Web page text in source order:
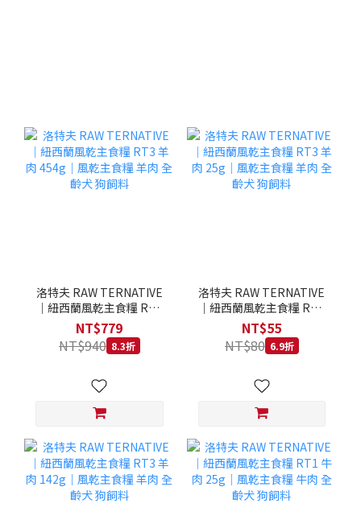
洛特夫 RAW TERNATIVE
｜紐西蘭風乾主食糧 RT3
羊肉 454g｜風乾主食糧 羊
肉 全齡犬 狗飼料
NT$779
NT$940 8.3折
洛特夫 RAW TERNATIVE
｜紐西蘭風乾主食糧 RT3
羊肉 25g｜風乾主食糧 羊
肉 全齡犬 狗飼料
NT$55
NT$80 6.9折